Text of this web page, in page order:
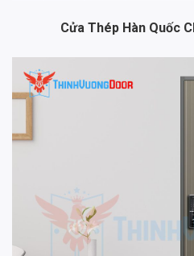
Cửa Thép Hàn Quốc